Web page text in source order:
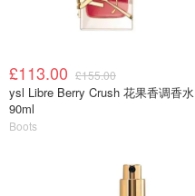
£113.00 £155.00
ysl Libre Berry Crush 花果香调香水
90ml
Boots